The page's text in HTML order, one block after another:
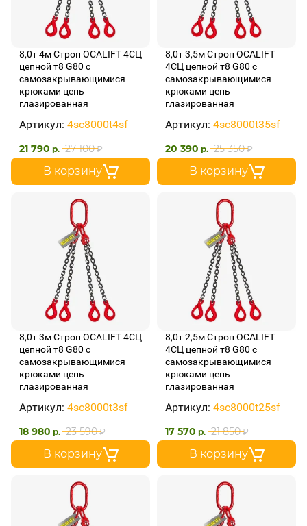
8,0т 4м Строп OCALIFT 4СЦ
цепной т8 G80 с
самозакрывающимися
крюками цепь
глазированная
Артикул: 4sc8000t4sf
27 100 ₽
21 790 р.
В корзину
8,0т 3,5м Строп OCALIFT
4СЦ цепной т8 G80 с
самозакрывающимися
крюками цепь
глазированная
Артикул: 4sc8000t35sf
25 350 ₽
20 390 р.
В корзину
8,0т 3м Строп OCALIFT 4СЦ
цепной т8 G80 с
самозакрывающимися
крюками цепь
глазированная
Артикул: 4sc8000t3sf
23 590 ₽
18 980 р.
В корзину
8,0т 2,5м Строп OCALIFT
4СЦ цепной т8 G80 с
самозакрывающимися
крюками цепь
глазированная
Артикул: 4sc8000t25sf
21 850 ₽
17 570 р.
В корзину